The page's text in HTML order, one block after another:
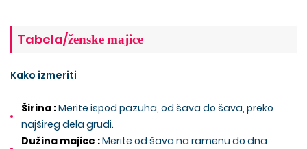
Tabela/ženskemajice
Kako izmeriti
Širina :Merite ispod pazuha, od šava do šava, preko
najšireg dela grudi.
Dužina majice :Merite od šava na ramenu do dna